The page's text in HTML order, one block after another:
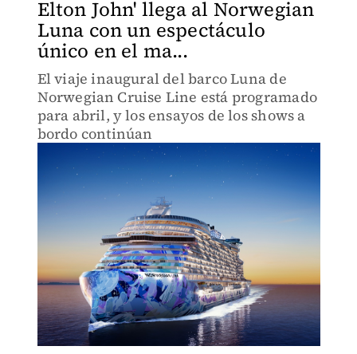
Elton John' llega al Norwegian
Luna con un espectáculo
único en el ma...
El viaje inaugural del barco Luna de
Norwegian Cruise Line está programado
para abril, y los ensayos de los shows a
bordo continúan